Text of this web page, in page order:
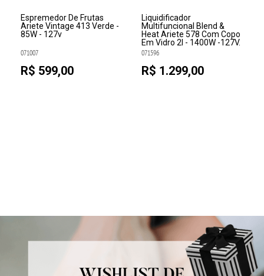
Espremedor De Frutas
Ariete Vintage 413 Verde -
85W - 127v
071007
R$ 599,00
Liquidificador
Multifuncional Blend &
Heat Ariete 578 Com Copo
Em Vidro 2l - 1400W -127V.
071596
R$ 1.299,00